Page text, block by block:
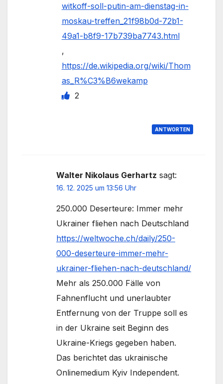
witkoff-soll-putin-am-dienstag-in-
moskau-treffen_21f98b0d-72b1-
49a1-b8f9-17b739ba7743.html
,
https://de.wikipedia.org/wiki/Thom
as_R%C3%B6wekamp
2
ANTWORTEN
Walter Nikolaus Gerhartz sagt:
16. 12. 2025 um 13:56 Uhr
250.000 Deserteure: Immer mehr
Ukrainer fliehen nach Deutschland
https://weltwoche.ch/daily/250-
000-deserteure-immer-mehr-
ukrainer-fliehen-nach-deutschland/
Mehr als 250.000 Fälle von
Fahnenflucht und unerlaubter
Entfernung von der Truppe soll es
in der Ukraine seit Beginn des
Ukraine-Kriegs gegeben haben.
Das berichtet das ukrainische
Onlinemedium Kyiv Independent.